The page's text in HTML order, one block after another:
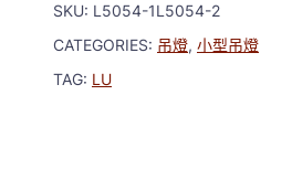
SKU: L5054-1L5054-2
CATEGORIES: 吊燈, 小型吊燈
TAG: LU